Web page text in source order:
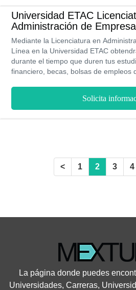
Universidad ETAC
Administración de
Mediante la Licenciatura en
Línea en la Universidad ETAC
durante el tiempo que duren tus
financiero, becas, bolsas de empleos
aprendizaje, todos su programas
actualizados y tienen validez oficial,
Solicita
< 1 2 3 4
La página donde puedes
Universidades, Carreras,